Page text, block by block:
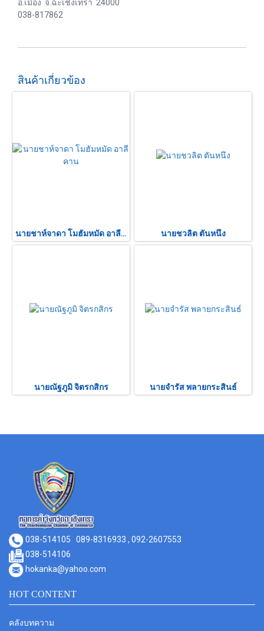
อ.เมือง จ.ฉะเชิงเทรา 24000
038-817862
สินค้าเกี่ยวข้อง
นายชาห์จาดา โมฮัมหมัด อาลี คาน นายชวลิต ตันหนึง
นายณัฐภูมิ จิตรกสิกร นายจำรัส พลายกระสินธ์
038-514105 089-8316933 , 092-2607553
038-514106
hokanka@yahoo.com
HOT CONTENT
คลังบทความ